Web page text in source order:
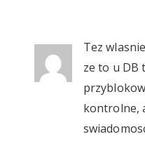
Tez
ze to u DB
kontrolne,